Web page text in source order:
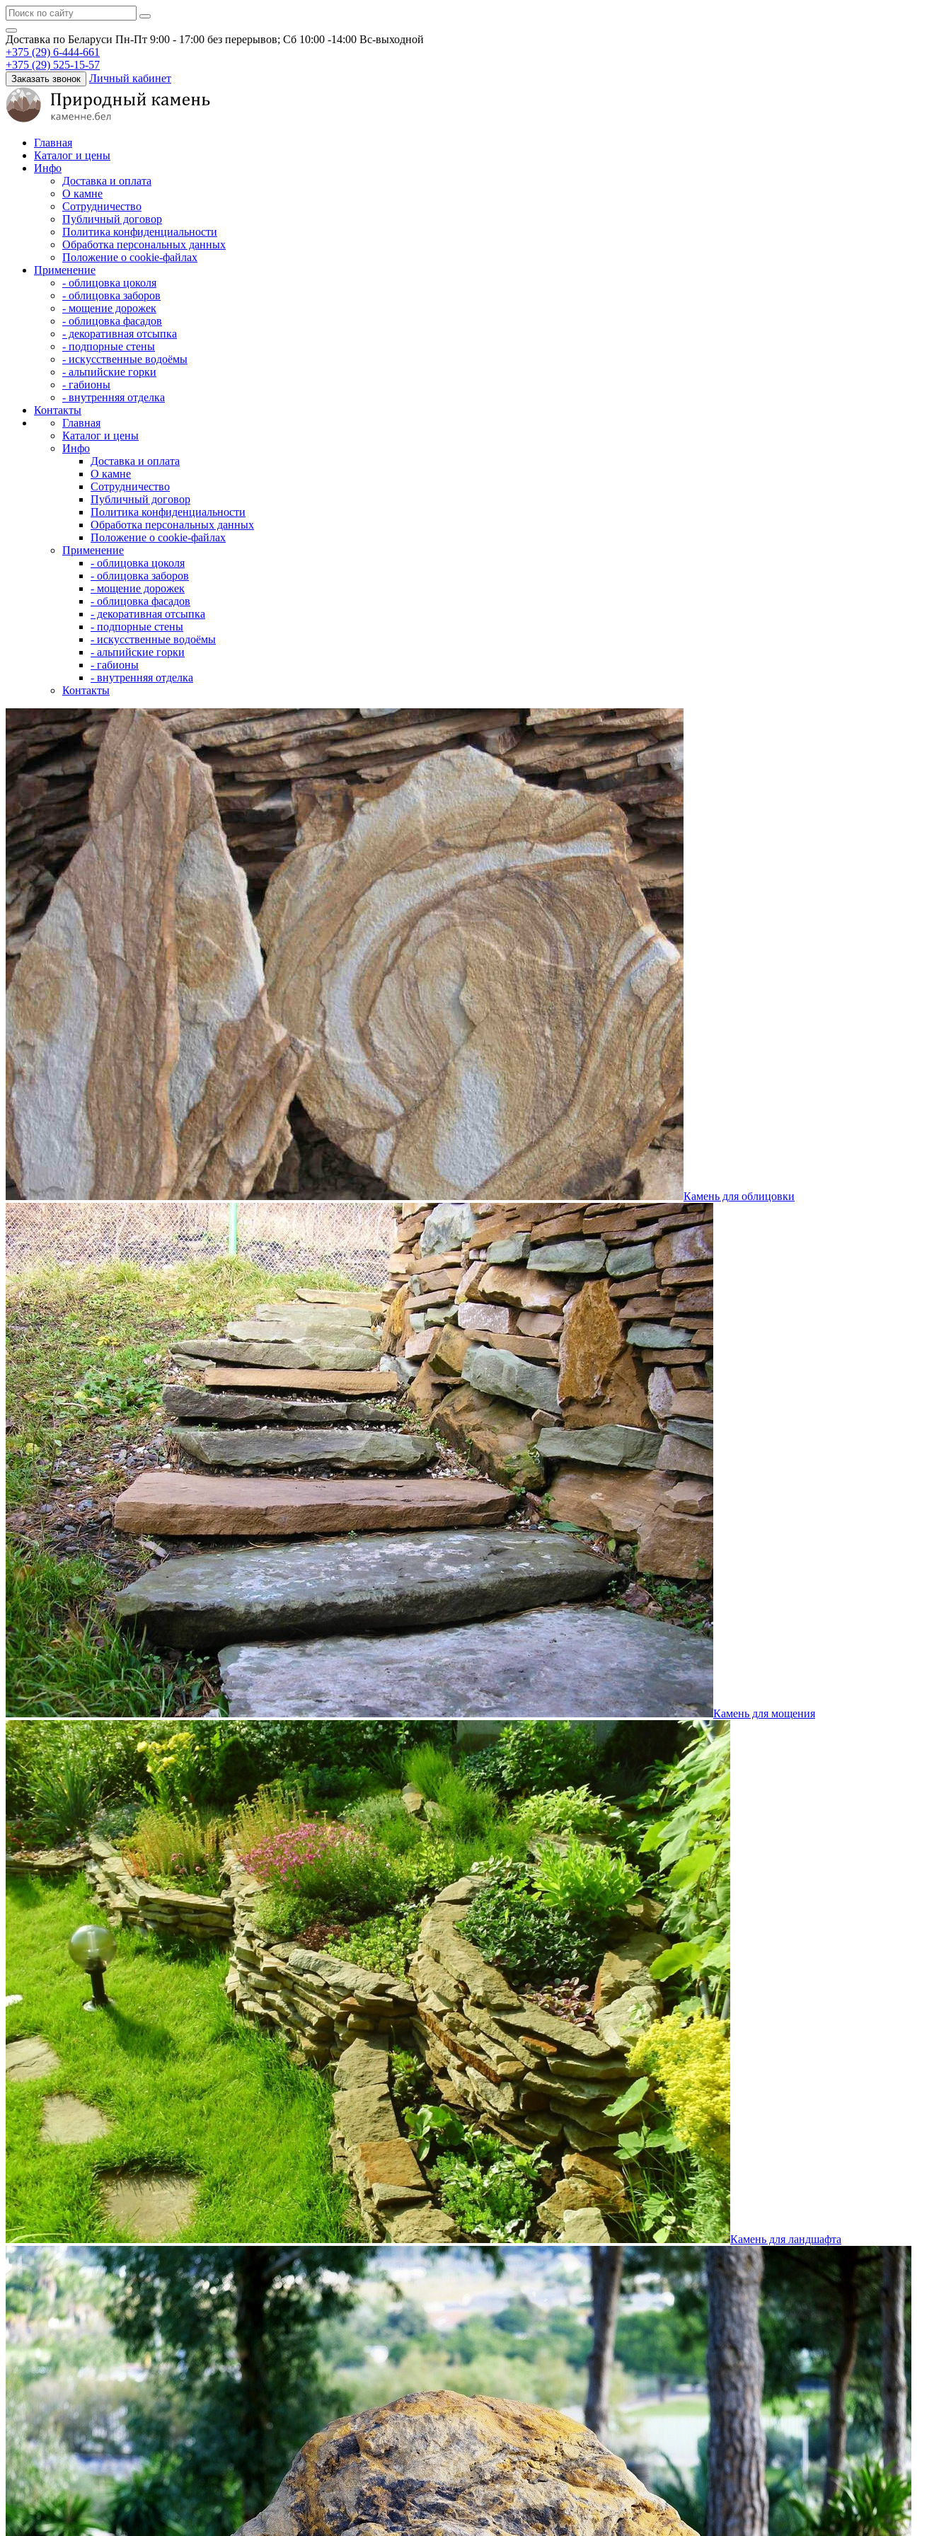
Доставка по Беларуси Пн-Пт 9:00 - 17:00 без перерывов; Сб 10:00 -14:00 Вс-выходной
+375 (29) 6-444-661
+375 (29) 525-15-57
Заказать звонок Личный кабинет
Главная
Каталог и цены
Инфо
Доставка и оплата
О камне
Сотрудничество
Публичный договор
Политика конфиденциальности
Обработка персональных данных
Положение о cookie-файлах
Применение
- облицовка цоколя
- облицовка заборов
- мощение дорожек
- облицовка фасадов
- декоративная отсыпка
- подпорные стены
- искусственные водоёмы
- альпийские горки
- габионы
- внутренняя отделка
Контакты
Главная
Каталог и цены
Инфо
Доставка и оплата
О камне
Сотрудничество
Публичный договор
Политика конфиденциальности
Обработка персональных данных
Положение о cookie-файлах
Применение
- облицовка цоколя
- облицовка заборов
- мощение дорожек
- облицовка фасадов
- декоративная отсыпка
- подпорные стены
- искусственные водоёмы
- альпийские горки
- габионы
- внутренняя отделка
Контакты
Камень для облицовки
Камень для мощения
Камень для ландшафта